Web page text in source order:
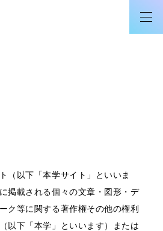
（以下「本学サイト」といいま
掲載される個々の文章・図形・デ
ク等に関する著作権その他の権利
以下「本学」といいます）または